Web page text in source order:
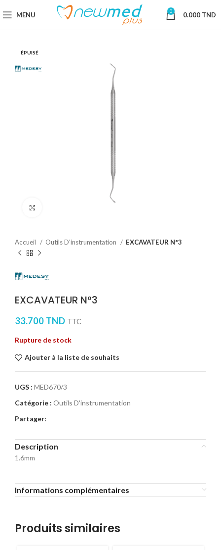
MENU 0 0.000 TND
ÉPUISÉ
Accueil Outils D'instrumentation EXCAVATEUR N°3
EXCAVATEUR N°3
33.700 TND TTC
Rupture de stock
Ajouter à la liste de souhaits
UGS : MED670/3
Catégorie : Outils D'instrumentation
Partager:
Description
1.6mm
Informations complémentaires
Produits similaires